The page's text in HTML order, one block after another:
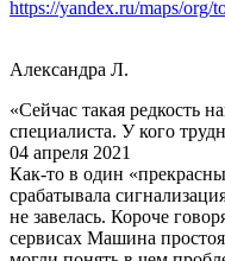
https://yandex.ru/maps/org/
Александра Л.
«Сейчас такая редкость
специалиста. У кого
04 апреля 2021
Как-то в один
срабатывала
не завелась. Короче
сервисах Машина